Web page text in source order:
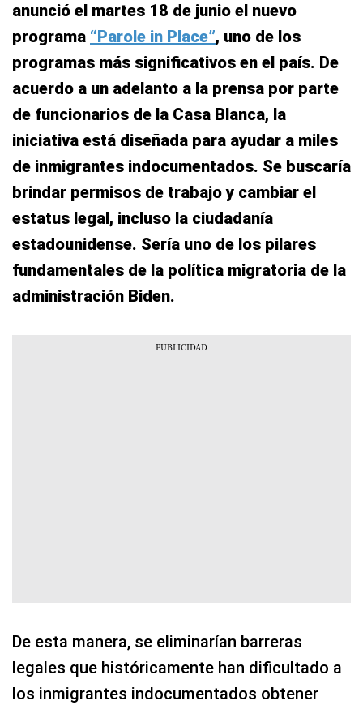
anunció el martes 18 de junio el nuevo
programa “Parole in Place”, uno de los
programas más significativos en el país. De
acuerdo a un adelanto a la prensa por parte
de funcionarios de la Casa Blanca, la
iniciativa está diseñada para ayudar a miles
de inmigrantes indocumentados. Se buscaría
brindar permisos de trabajo y cambiar el
estatus legal, incluso la ciudadanía
estadounidense. Sería uno de los pilares
fundamentales de la política migratoria de la
administración Biden.
De esta manera, se eliminarían barreras
legales que históricamente han dificultado a
los inmigrantes indocumentados obtener